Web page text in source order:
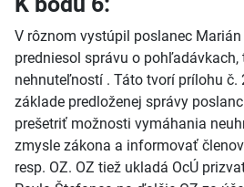
V rôznom vystúpil poslanec
predniesol správu o
nehnuteľností . Táto tvorí prílohu č.
základe predloženej správy
prešetriť možnosti vymáhania
zmysle zákona a informovať
resp. OZ. OZ tiež ukladá OcÚ